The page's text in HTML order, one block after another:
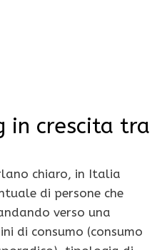
in crescita tra
chiaro, in Italia
di persone che
verso una
di consumo (consumo